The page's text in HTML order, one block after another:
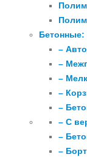
Бетонные:
–
–
–
–
–
– С
–
–